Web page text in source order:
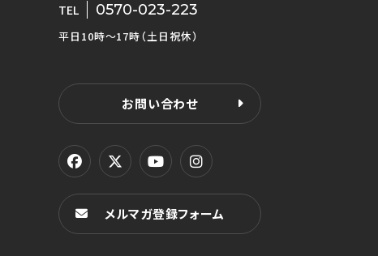
TEL 0570-023-223
平日10時〜17時（土日祝休）
お問い合わせ
メルマガ登録フォーム